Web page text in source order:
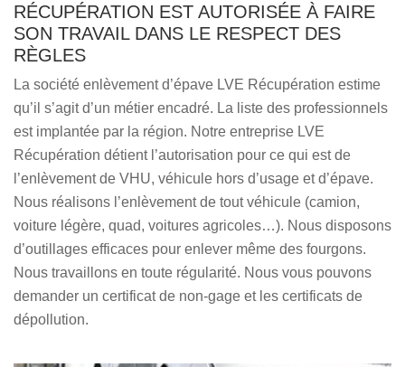
RÉCUPÉRATION EST AUTORISÉE À FAIRE
SON TRAVAIL DANS LE RESPECT DES
RÈGLES
La société enlèvement d’épave LVE Récupération estime
qu’il s’agit d’un métier encadré. La liste des professionnels
est implantée par la région. Notre entreprise LVE
Récupération détient l’autorisation pour ce qui est de
l’enlèvement de VHU, véhicule hors d’usage et d’épave.
Nous réalisons l’enlèvement de tout véhicule (camion,
voiture légère, quad, voitures agricoles…). Nous disposons
d’outillages efficaces pour enlever même des fourgons.
Nous travaillons en toute régularité. Nous vous pouvons
demander un certificat de non-gage et les certificats de
dépollution.